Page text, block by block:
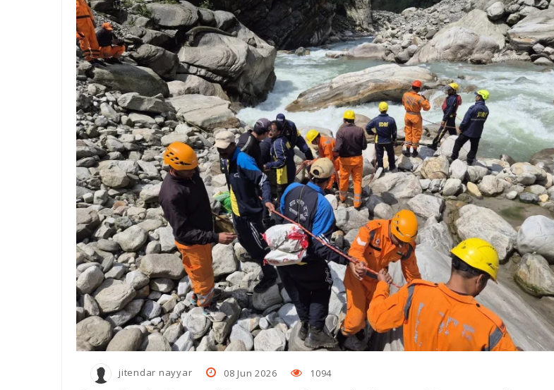
जघन्य अपराध के आधार पर राजेश गुलाटी की जमानत अर्जी निरस्त
नशे में धुत चालक ने किया 50 यात्रियों की जान से खिलवाड़, पुलिस ने आरोपित को पकड़ा
हड़ताल पर गए बिजली विभाग के कर्मचारी, गर्मी से लोग परेशान, पानी का भी संकट
बनभूलपुर में एक हजार लोगों को नोटिस देकर जमीन खाली करने को कहा
घर में घुसकर गनप्‍वाइंट पर महिला से दुष्कर्म का प्रयास, शोरा मचाने पर चेन छीनकर आरोपित फरार
स्थायी लोक अदालत में जनउपयोगी सेवाओं का तेजी से होता है निस्तारण
jitendar nayyar 08 Jun 2026 1094